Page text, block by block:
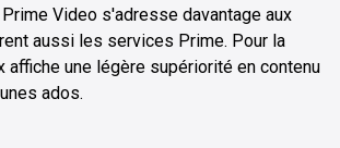
Video s'adresse davantage aux
aussi les services Prime. Pour la
affiche une légère supériorité en contenu
ados.